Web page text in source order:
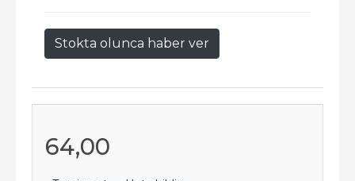
Stokta olunca haber ver
64,00